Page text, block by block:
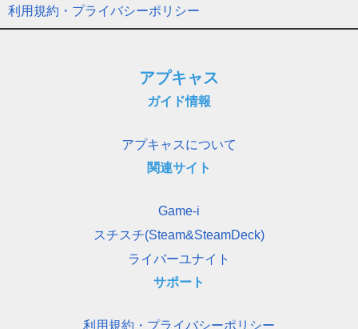
利用規約・プライバシーポリシー
アプキャス
ガイド情報
アプキャスについて
関連サイト
Game-i
スチスチ(Steam&SteamDeck)
ライバーユナイト
サポート
利用規約・プライバシーポリシー